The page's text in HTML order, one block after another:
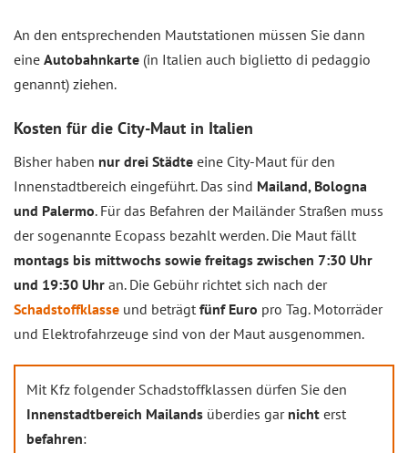
An den entsprechenden Mautstationen müssen Sie dann
eine Autobahnkarte (in Italien auch biglietto di pedaggio
genannt) ziehen.
Kosten für die City-Maut in Italien
Bisher haben nur drei Städte eine City-Maut für den
Innenstadtbereich eingeführt. Das sind Mailand, Bologna
und Palermo. Für das Befahren der Mailänder Straßen muss
der sogenannte Ecopass bezahlt werden. Die Maut fällt
montags bis mittwochs sowie freitags zwischen 7:30 Uhr
und 19:30 Uhr an. Die Gebühr richtet sich nach der
Schadstoffklasse und beträgt fünf Euro pro Tag. Motorräder
und Elektrofahrzeuge sind von der Maut ausgenommen.
Mit Kfz folgender Schadstoffklassen dürfen Sie den
Innenstadtbereich Mailands überdies gar nicht erst
befahren: